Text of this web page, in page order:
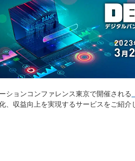
ションコンファレンス東京で開催される
収益向上を実現するサービスをご紹介